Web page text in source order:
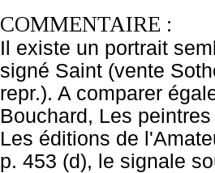
COMMENTAIRE :
Il existe un portrait
signé Saint (vente
repr.). A comparer
Bouchard, Les
Les éditions de
p. 453 (d), le signale